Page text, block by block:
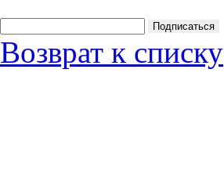
Возврат к списку